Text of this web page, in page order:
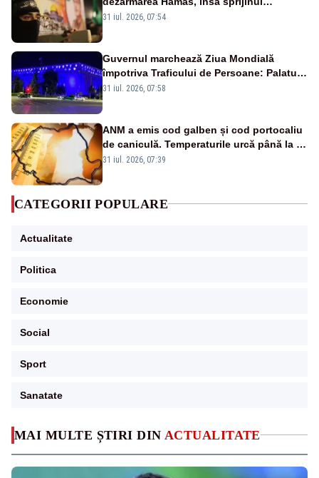
MAI MULTE ȘTIRI DIN ACTUALITATE
Israelului rămâne incert
31 iul. 2026, 07:54
Guvernul marchează Ziua Mondială
împotriva Traficului de Persoane: Palatul
Victoria, iluminat în albastru
31 iul. 2026, 07:58
ANM a emis cod galben și cod portocaliu
de caniculă. Temperaturile urcă până la 38
de grade, iar nopțile devin tropicale
31 iul. 2026, 07:39
CATEGORII POPULARE
Actualitate
Politica
Economie
Social
Sport
Sanatate